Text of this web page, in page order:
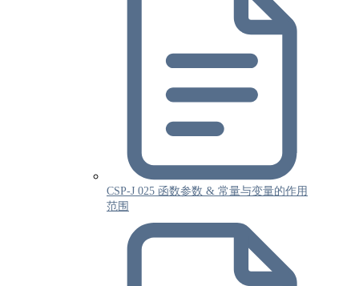
CSP-J 025 函数参数 & 常量与变量的作用
范围